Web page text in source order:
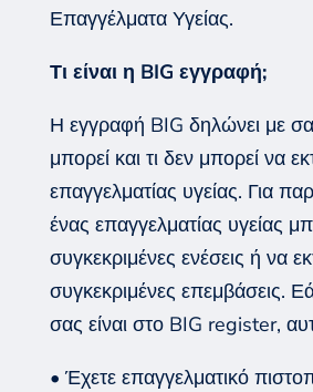
Επαγγέλματα Υγείας.
Τι είναι η BIG εγγραφή;
Η εγγραφή BIG δηλώνει με
μπορεί και τι δεν μπορεί να
επαγγελματίας υγείας. Για
ένας επαγγελματίας υγείας
συγκεκριμένες ενέσεις ή να
συγκεκριμένες επεμβάσεις.
σας είναι στο BIG register,
• Έχετε επαγγελματικό